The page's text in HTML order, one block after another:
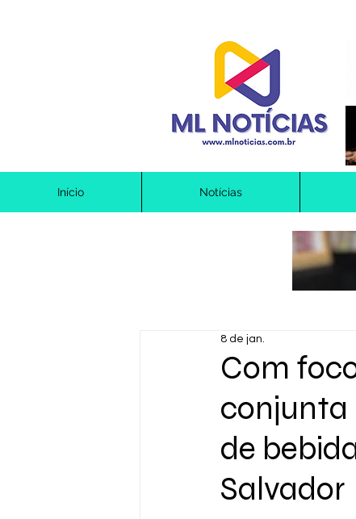
Início Notícias
Com
conjunta
de
Salvador
8 de jan.